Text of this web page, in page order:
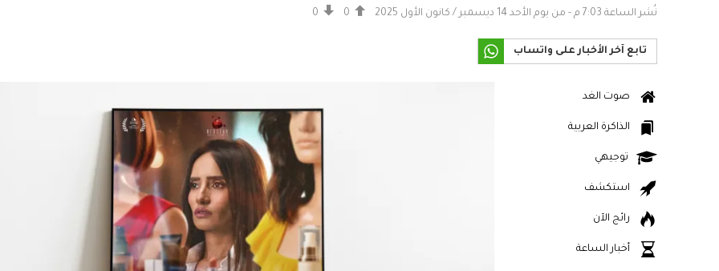
نُشر الساعة 7:03 م - من يوم الأحد 14 ديسمبر / كانون الأول 2025 0
0
تابع آخر الأخبار على واتساب
صوت الغد
الذاكرة العربية
توجيهي
استكشف
رائج الآن
أخبار الساعة